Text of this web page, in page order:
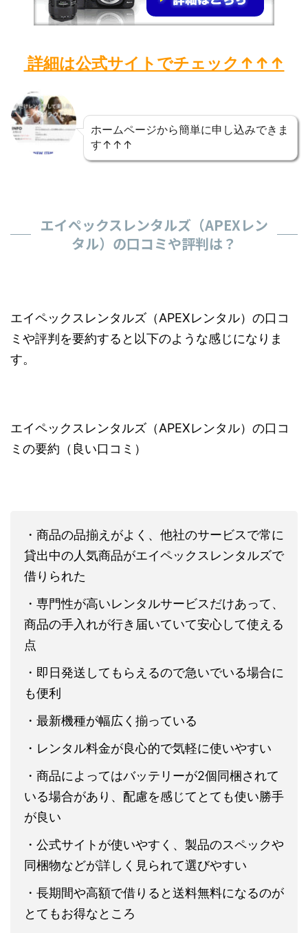
詳細は公式サイトでチェック↑↑↑
ホームページから簡単に申し込みできま
す↑↑↑
エイペックスレンタルズ（APEXレン
タル）の口コミや評判は？
エイペックスレンタルズ（APEXレンタル）の口コ
ミや評判を要約すると以下のような感じになりま
す。
エイペックスレンタルズ（APEXレンタル）の口コ
ミの要約（良い口コミ）
・商品の品揃えがよく、他社のサービスで常に
貸出中の人気商品がエイペックスレンタルズで
借りられた
・専門性が高いレンタルサービスだけあって、
商品の手入れが行き届いていて安心して使える
点
・即日発送してもらえるので急いでいる場合に
も便利
・最新機種が幅広く揃っている
・レンタル料金が良心的で気軽に使いやすい
・商品によってはバッテリーが2個同梱されて
いる場合があり、配慮を感じてとても使い勝手
が良い
・公式サイトが使いやすく、製品のスペックや
同梱物などが詳しく見られて選びやすい
・長期間や高額で借りると送料無料になるのが
とてもお得なところ